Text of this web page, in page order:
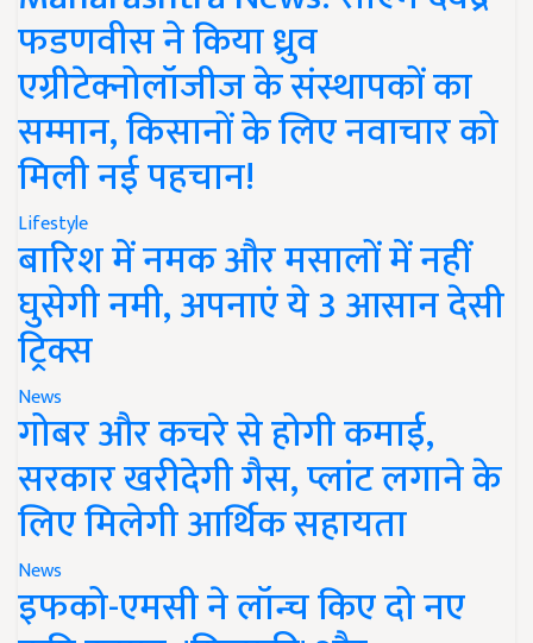
फडणवीस ने किया ध्रुव
एग्रीटेक्नोलॉजीज के संस्थापकों का
सम्मान, किसानों के लिए नवाचार को
मिली नई पहचान!
Lifestyle
बारिश में नमक और मसालों में नहीं
घुसेगी नमी, अपनाएं ये 3 आसान देसी
ट्रिक्स
News
गोबर और कचरे से होगी कमाई,
सरकार खरीदेगी गैस, प्लांट लगाने के
लिए मिलेगी आर्थिक सहायता
News
इफको-एमसी ने लॉन्च किए दो नए